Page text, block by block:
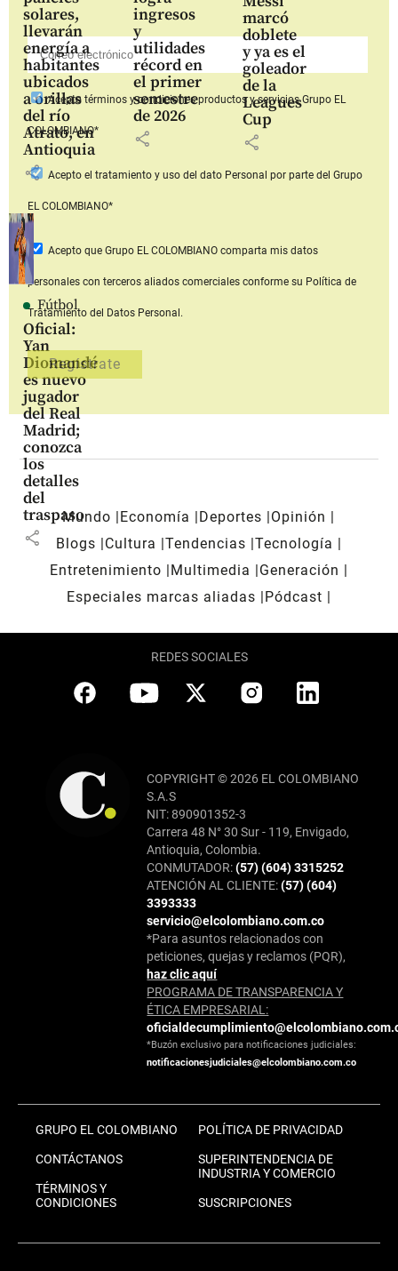
solares,
llevarán
energía a
habitantes
ubicados
a orillas
del río
Atrato, en
Antioquia
share
ingresos
y
utilidades
récord en
el primer
semestre
de 2026
share
marcó
doblete
y ya es el
goleador
de la
Leagues
Cup
share
Fútbol
Oficial:
Yan
Diomandé
es nuevo
jugador
del Real
Madrid;
conozca
los
detalles
del
traspaso
share
Aceptotérminos y condiciones productos y serviciosGrupo EL
COLOMBIANO*
Acepto el tratamiento y uso del dato Personal por parte del Grupo
EL COLOMBIANO*
Acepto que Grupo EL COLOMBIANOcomparta mis datos
personales con terceros aliados comerciales conforme su Política de
Tratamiento del Datos Personal.
Mundo Economía Deportes
Opinión
Blogs
Cultura Tendencias Tecnología
Entretenimiento
Multimedia
Generación
Especiales marcas aliadas
Pódcast
REDES SOCIALES
COPYRIGHT © 2026 EL COLOMBIANO
S.A.S
NIT: 890901352-3
Carrera 48 N° 30 Sur - 119, Envigado,
Antioquia, Colombia.
CONMUTADOR:(57) (604) 3315252
ATENCIÓN AL CLIENTE:(57) (604)
3393333
servicio@elcolombiano.com.co
*Para asuntos relacionados con
peticiones, quejas y reclamos (PQR),
haz clic aquí
PROGRAMA DE TRANSPARENCIA Y
ÉTICA EMPRESARIAL:
*Buzón exclusivo para notificaciones judiciales:
notificacionesjudiciales@elcolombiano.com.co
GRUPO EL COLOMBIANO
CONTÁCTANOS
TÉRMINOS Y
CONDICIONES
POLÍTICA DE PRIVACIDAD
SUPERINTENDENCIA DE
INDUSTRIA Y COMERCIO
SUSCRIPCIONES